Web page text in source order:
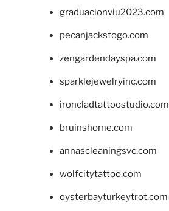
graduacionviu2023.com
pecanjackstogo.com
zengardendayspa.com
sparklejewelryinc.com
ironcladtattoostudio.com
bruinshome.com
annascleaningsvc.com
wolfcitytattoo.com
oysterbayturkeytrot.com